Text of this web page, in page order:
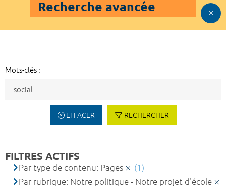
Recherche avancée
Mots-clés :
EFFACER RECHERCHER
FILTRES ACTIFS
Par type de contenu: Pages
(1)
Par rubrique: Notre politique - Notre projet d'école